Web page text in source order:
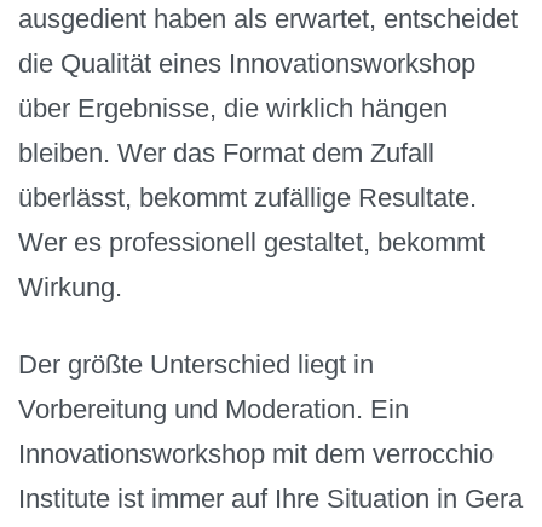
ausgedient haben als erwartet, entscheidet
die Qualität eines Innovationsworkshop
über Ergebnisse, die wirklich hängen
bleiben. Wer das Format dem Zufall
überlässt, bekommt zufällige Resultate.
Wer es professionell gestaltet, bekommt
Wirkung.
Der größte Unterschied liegt in
Vorbereitung und Moderation. Ein
Innovationsworkshop mit dem verrocchio
Institute ist immer auf Ihre Situation in Gera